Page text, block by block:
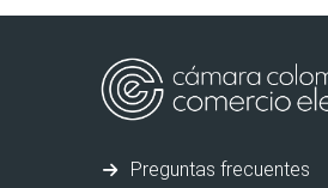
Preguntas frecuentes